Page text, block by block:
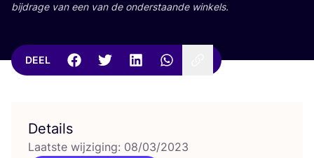
bij­dra­ge van een van de onder­staan­de winkels.
DEEL
Details
Laatste wijziging: 08/03/2023